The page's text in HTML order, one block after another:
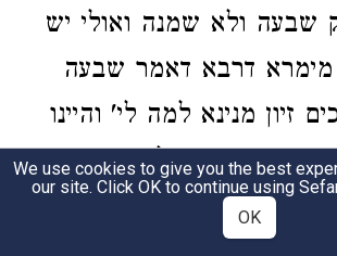
שבעה ולא שמנה ואולי יש
מימרא דרבא דאמר שבעה
זיון מנינא למה לי' והיינו
ח' צריך זיון לזה אתיא
שבעה ולא שמנה:
We use cookies to give you the best
our site. Click OK to continue using
OK